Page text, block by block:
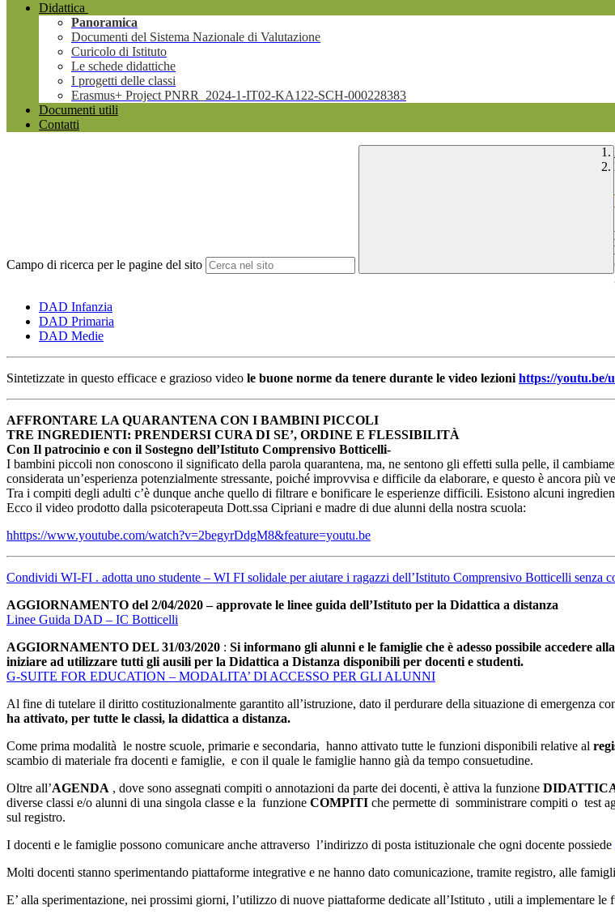
Didattica
Panoramica
Documenti del Sistema Nazionale di Valutazione
Curicolo di Istituto
Le schede didattiche
I progetti delle classi
Erasmus+ Project PNRR_2024-1-IT02-KA122-SCH-000228383
Documenti utili
Contatti
Campo di ricerca per le pagine del sito
DAD Infanzia
DAD Primaria
DAD Medie
Sintetizzate in questo efficace e grazioso video le buone norme da tenere durante le video lezioni https://youtu.be/
AFFRONTARE LA QUARANTENA CON I BAMBINI PICCOLI
TRE INGREDIENTI: PRENDERSI CURA DI SE’, ORDINE E FLESSIBILITÀ
Con Il patrocinio e con il Sostegno dell’Istituto Comprensivo Botticelli-
I bambini piccoli non conoscono il significato della parola quarantena, ma, ne sentono gli effetti sulla pelle, il
considerata un’esperienza potenzialmente stressante, poiché improvvisa e difficile da elaborare, e questo è ancora più
Tra i compiti degli adulti c’è dunque anche quello di filtrare e bonificare le esperienze difficili. Esistono alcuni
Ecco il video prodotto dalla psicoterapeuta Dott.ssa Cipriani e madre di due alunni della nostra scuola:
hhttps://www.youtube.com/watch?v=2begyrDdgM8&feature=youtu.be
Condividi WI-FI . adotta uno studente – WI FI solidale per aiutare i ragazzi dell’Istituto Comprensivo Botticelli senza
AGGIORNAMENTO del 2/04/2020 – approvate le linee guida dell’Istituto per la Didattica a distanza
Linee Guida DAD – IC Botticelli
AGGIORNAMENTO DEL 31/03/2020 : Si informano gli alunni e le famiglie che è adesso possibile accedere
iniziare ad utilizzare tutti gli ausili per la Didattica a Distanza disponibili per docenti e studenti.
G-SUITE FOR EDUCATION – MODALITA’ DI ACCESSO PER GLI ALUNNI
Al fine di tutelare il diritto costituzionalmente garantito all’istruzione, dato il perdurare della situazione di emergenza
ha attivato, per tutte le classi, la didattica a distanza.
Come prima modalità le nostre scuole, primarie e secondaria, hanno attivato tutte le funzioni disponibili relative al
scambio di materiale fra docenti e famiglie, e con il quale le famiglie hanno già da tempo consuetudine.
Oltre all’AGENDA , dove sono assegnati compiti o annotazioni da parte dei docenti, è attiva la funzione
diverse classi e/o alunni di una singola classe e la funzione COMPITI che permette di somministrare compiti o test
sul registro.
I docenti e le famiglie possono comunicare anche attraverso l’indirizzo di posta istituzionale che ogni docente possiede
Molti docenti stanno sperimentando piattaforme integrative e ne hanno dato comunicazione, tramite registro, alle
E’ alla sperimentazione, nei prossimi giorni, l’utilizzo di nuove piattaforme dedicate all’Istituto , utili a implementare le